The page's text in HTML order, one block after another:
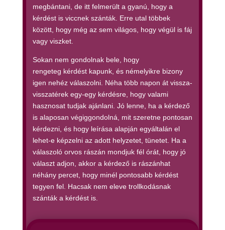
megbántani, de itt felmerült a gyanú, hogy a
kérdést is viccnek szánták. Erre utal többek
között, hogy még az sem világos, hogy végül is fáj
vagy viszket.
Sokan nem gondolnak bele, hogy
rengeteg kérdést kapunk, és némelyikre bizony
igen nehéz válaszolni. Néha több napon át vissza-
visszatérek egy-egy kérdésre, hogy valami
hasznosat tudjak ajánlani. Jó lenne, ha a kérdező
is alaposan végiggondolná, mit szeretne pontosan
kérdezni, és hogy leírása alapján egyáltalán el
lehet-e képzelni az adott helyzetet, tünetet. Ha a
válaszoló orvos rászán mondjuk fél órát, hogy jó
választ adjon, akkor a kérdező is rászánhat
néhány percet, hogy minél pontosabb kérdést
tegyen fel. Hacsak nem eleve trollkodásnak
szánták a kérdést is.